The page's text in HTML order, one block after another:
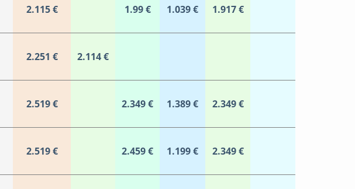
2.115 € 1.99 € 1.039 € 1.917 €
2.251 € 2.114 €
2.519 € 2.349 € 1.389 € 2.349 €
2.519 € 2.459 € 1.199 € 2.349 €